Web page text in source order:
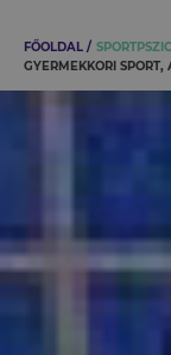
FŐOLDAL
GYERMEKKORI